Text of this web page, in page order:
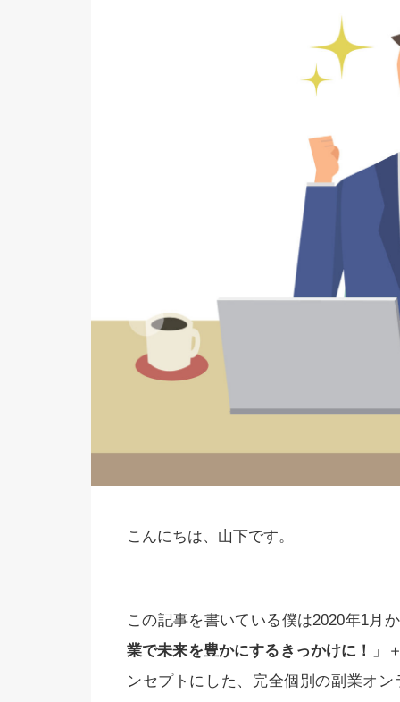
こんにちは、山下です。
この記事を書いている僕は2020年1月
業で未来を豊かにするきっかけに！
」
ンセプトにした、完全個別の副業オ